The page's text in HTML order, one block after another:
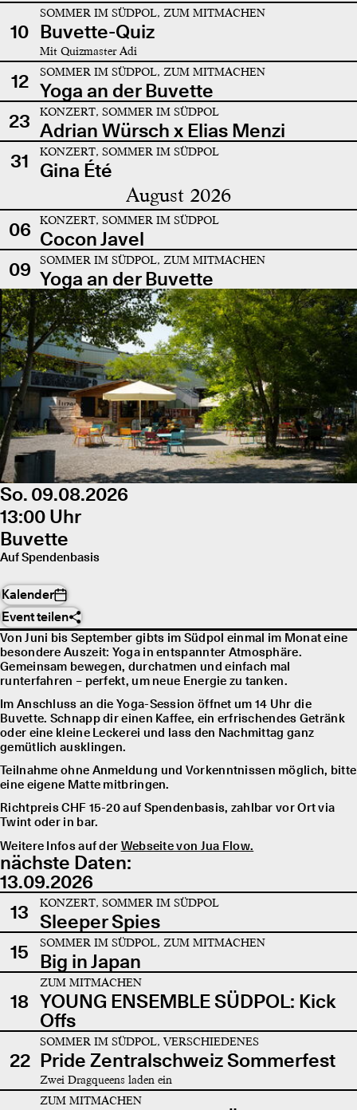
10
SOMMER IM SÜDPOL, ZUM MITMACHEN
Buvette-Quiz
Mit Quizmaster Adi
12 SOMMER IM SÜDPOL, ZUM MITMACHEN
Yoga an der Buvette
23
KONZERT, SOMMER IM SÜDPOL
Adrian Würsch x Elias Menzi
31
KONZERT, SOMMER IM SÜDPOL
Gina Été
August 2026
06 KONZERT, SOMMER IM SÜDPOL
Cocon Javel
09
SOMMER IM SÜDPOL, ZUM MITMACHEN
Yoga an der Buvette
So. 09.08.2026
13:00 Uhr
Buvette
Auf Spendenbasis
Kalender
Event teilen
Von Juni bis September gibts im Südpol einmal im Monat eine
besondere Auszeit: Yoga in entspannter Atmosphäre.
Gemeinsam bewegen, durchatmen und einfach mal
runterfahren – perfekt, um neue Energie zu tanken.
Im Anschluss an die Yoga-Session öffnet um 14 Uhr die
Buvette. Schnapp dir einen Kaffee, ein erfrischendes Getränk
oder eine kleine Leckerei und lass den Nachmittag ganz
gemütlich ausklingen.
Teilnahme ohne Anmeldung und Vorkenntnissen möglich, bitte
eine eigene Matte mitbringen.
Richtpreis CHF 15-20 auf Spendenbasis, zahlbar vor Ort via
Twint oder in bar.
Weitere Infos auf der Webseite von Jua Flow.
nächste Daten:
13.09.2026
13
KONZERT, SOMMER IM SÜDPOL
Sleeper Spies
15
SOMMER IM SÜDPOL, ZUM MITMACHEN
Big in Japan
18
ZUM MITMACHEN
YOUNG ENSEMBLE SÜDPOL: Kick
Offs
22
SOMMER IM SÜDPOL, VERSCHIEDENES
Pride Zentralschweiz Sommerfest
Zwei Dragqueens laden ein
ZUM MITMACHEN